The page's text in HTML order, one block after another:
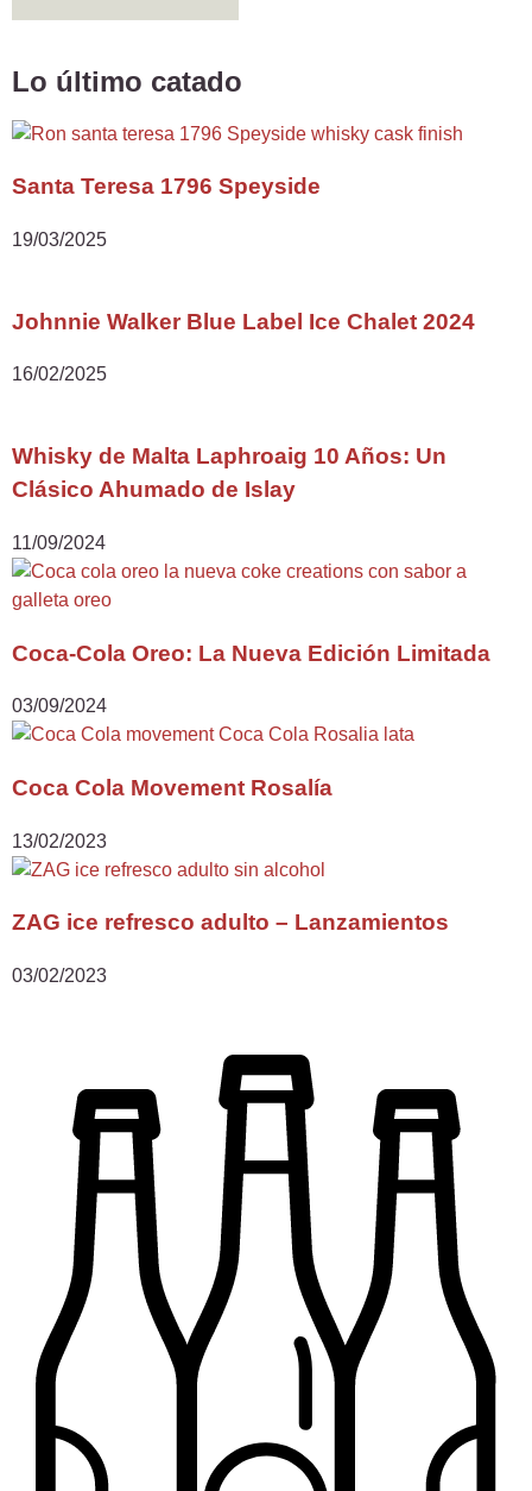
Lo último catado
Santa Teresa 1796 Speyside
19/03/2025
Johnnie Walker Blue Label Ice Chalet 2024
16/02/2025
Whisky de Malta Laphroaig 10 Años: Un
Clásico Ahumado de Islay
11/09/2024
Coca-Cola Oreo: La Nueva Edición Limitada
03/09/2024
Coca Cola Movement Rosalía
13/02/2023
ZAG ice refresco adulto – Lanzamientos
03/02/2023